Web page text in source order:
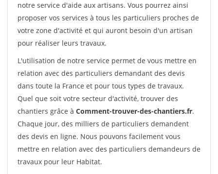
notre service d'aide aux artisans. Vous pourrez ainsi
proposer vos services à tous les particuliers proches de
votre zone d'activité et qui auront besoin d'un artisan
pour réaliser leurs travaux.
L'utilisation de notre service permet de vous mettre en
relation avec des particuliers demandant des devis
dans toute la France et pour tous types de travaux.
Quel que soit votre secteur d'activité, trouver des
chantiers grâce à Comment-trouver-des-chantiers.fr.
Chaque jour, des milliers de particuliers demandent
des devis en ligne. Nous pouvons facilement vous
mettre en relation avec des particuliers demandeurs de
travaux pour leur Habitat.